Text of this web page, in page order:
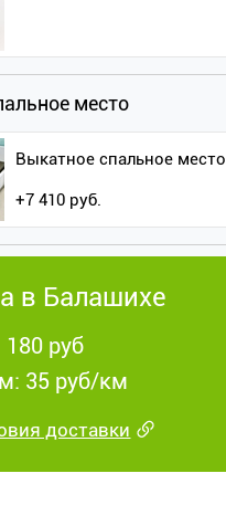
место
Выкатное спальное место
+7 410 руб.
в Балашихе
180 руб
35 руб/км
доставки